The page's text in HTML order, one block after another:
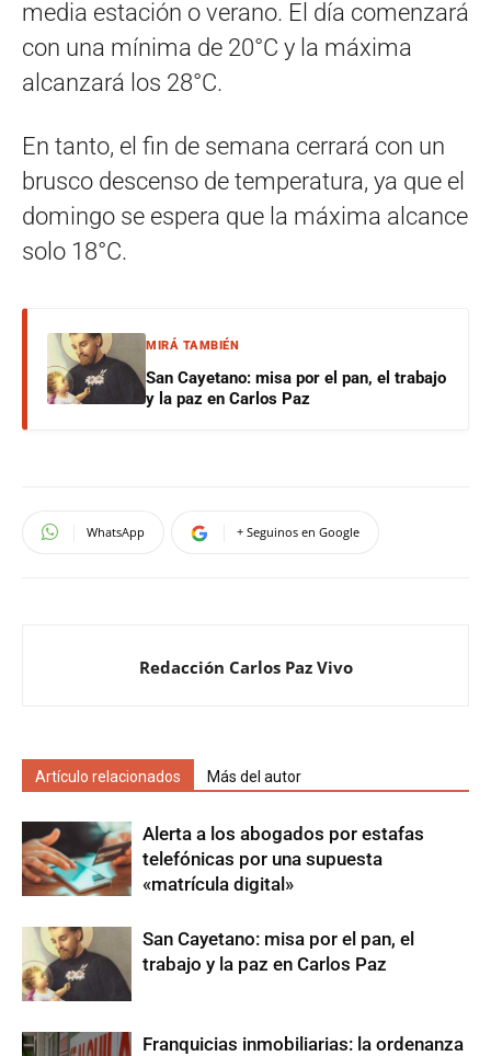
media estación o verano. El día comenzará
con una mínima de 20°C y la máxima
alcanzará los 28°C.
En tanto, el fin de semana cerrará con un
brusco descenso de temperatura, ya que el
domingo se espera que la máxima alcance
solo 18°C.
MIRÁ TAMBIÉN
San Cayetano: misa por el pan, el trabajo
y la paz en Carlos Paz
WhatsApp + Seguinos en Google
Redacción Carlos Paz Vivo
Artículo relacionados Más del autor
Alerta a los abogados por estafas
telefónicas por una supuesta
«matrícula digital»
San Cayetano: misa por el pan, el
trabajo y la paz en Carlos Paz
Franquicias inmobiliarias: la ordenanza